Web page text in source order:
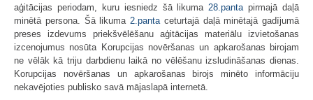
aģitācijas periodam, kuru iesniedz šā likuma 28.panta pirmajā daļā
minētā persona. Šā likuma 2.panta ceturtajā daļā minētajā gadījumā
preses izdevums priekšvēlēšanu aģitācijas materiālu izvietošanas
izcenojumus nosūta Korupcijas novēršanas un apkarošanas birojam
ne vēlāk kā triju darbdienu laikā no vēlēšanu izsludināšanas dienas.
Korupcijas novēršanas un apkarošanas birojs minēto informāciju
nekavējoties publisko savā mājaslapā internetā.